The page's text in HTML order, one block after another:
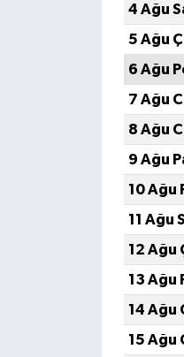
4 Ağu
5 Ağu
6 Ağu
7 Ağu
8 Ağu
9 Ağu
10 Ağu
11 Ağu
12 Ağu
13 Ağu
14 Ağu
15 Ağu